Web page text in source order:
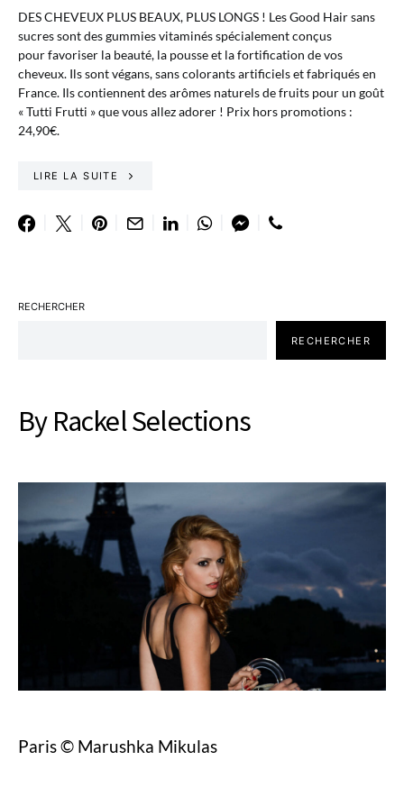
DES CHEVEUX PLUS BEAUX, PLUS LONGS ! Les Good Hair sans
sucres sont des gummies vitaminés spécialement conçus
pour favoriser la beauté, la pousse et la fortification de vos
cheveux. Ils sont végans, sans colorants artificiels et fabriqués en
France. Ils contiennent des arômes naturels de fruits pour un goût
« Tutti Frutti » que vous allez adorer ! Prix hors promotions :
24,90€.
LIRE LA SUITE
RECHERCHER
RECHERCHER
By Rackel Selections
Paris © Marushka Mikulas